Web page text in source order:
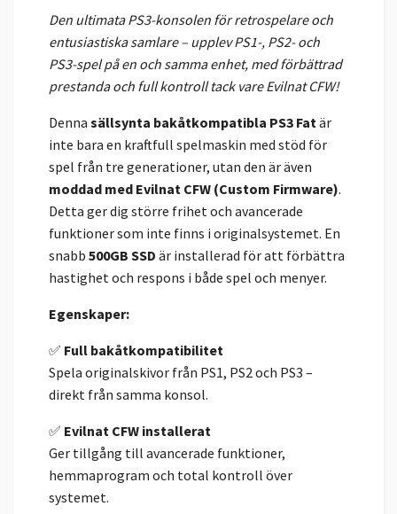
Den ultimata PS3-konsolen för retrospelare och
entusiastiska samlare – upplev PS1-, PS2- och
PS3-spel på en och samma enhet, med förbättrad
prestanda och full kontroll tack vare Evilnat CFW!
Denna sällsynta bakåtkompatibla PS3 Fat är
inte bara en kraftfull spelmaskin med stöd för
spel från tre generationer, utan den är även
moddad med Evilnat CFW (Custom Firmware).
Detta ger dig större frihet och avancerade
funktioner som inte finns i originalsystemet. En
snabb 500GB SSD är installerad för att förbättra
hastighet och respons i både spel och menyer.
Egenskaper:
✅ Full bakåtkompatibilitet
Spela originalskivor från PS1, PS2 och PS3 –
direkt från samma konsol.
✅ Evilnat CFW installerat
Ger tillgång till avancerade funktioner,
hemmaprogram och total kontroll över
systemet.